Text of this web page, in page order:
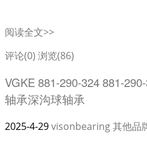
阅读全文>>
评论(0) 浏览(86)
VGKE 881-290-324 881-
轴承深沟球轴承
2025-4-29visonbearing其他品